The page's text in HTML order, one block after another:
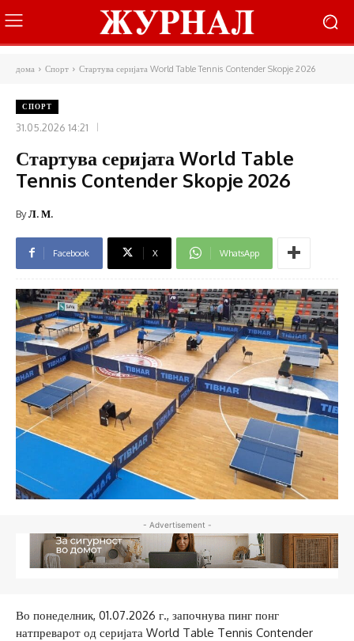
дома Спорт Стартува серијата World Table Tennis Contender Skopje 2026
СПОРТ
31.05.2026 14:21
Стартува серијата World Table
Tennis Contender Skopje 2026
ByЛ. М.
Facebook X WhatsApp
- Advertisement -
Во понеделник, 01.07.2026 г., започнува пинг понг
натпреварот од серијата World Table Tennis Contender